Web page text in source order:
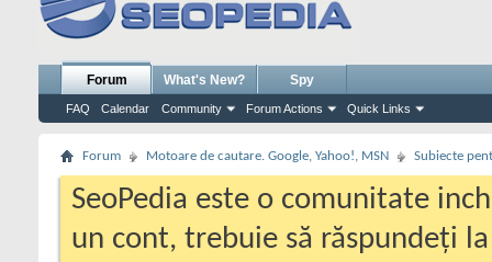
Forum
FAQ Calendar Community Forum Actions Quick Links
What's New? Spy
Forum Motoare de cautare. Google, Yahoo!, MSN Subiecte
SeoPedia este o comunitate
un cont, trebuie să răspundeți